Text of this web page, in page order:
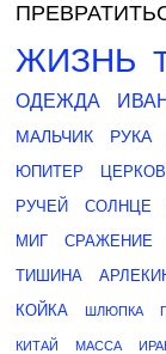
ЖИЗНЬ
ОДЕЖДА
МАЛЬЧИК РУКА
ЮПИТЕР
РУЧЕЙ
СОЛНЦЕ
МИГ
СРАЖЕНИЕ
ТИШИНА
КОЙКА
ШЛЮПКА
КИТАЙ МАССА